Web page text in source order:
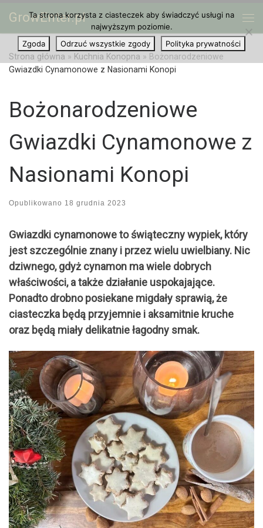
Przejdź do treści
GrowEnter.pl
Strona główna » Kuchnia Konopna » Bożonarodzeniowe
Gwiazdki Cynamonowe z Nasionami Konopi
Bożonarodzeniowe
Gwiazdki Cynamonowe z
Nasionami Konopi
Opublikowano 18 grudnia 2023
Gwiazdki cynamonowe to świąteczny wypiek, który
jest szczególnie znany i przez wielu uwielbiany. Nic
dziwnego, gdyż cynamon ma wiele dobrych
właściwości, a także działanie uspokajające.
Ponadto drobno posiekane migdały sprawią, że
ciasteczka będą przyjemnie i aksamitnie kruche
oraz będą miały delikatnie łagodny smak.
Ta strona korzysta z ciasteczek aby świadczyć usługi na
najwyższym poziomie.
Zgoda
Odrzuć wszystkie zgody Polityka prywatności